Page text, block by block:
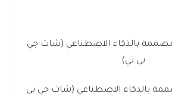
بالذكاء الاصطناعي (شات جي بي